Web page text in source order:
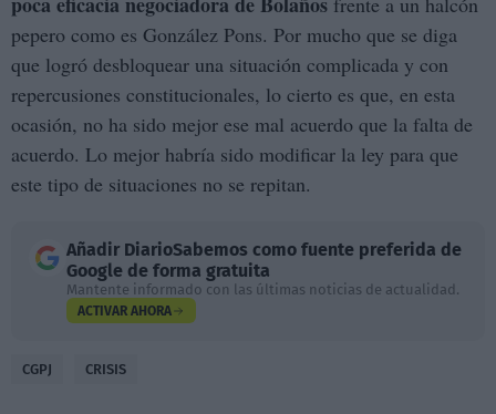
pepero como es González Pons. Por mucho que se diga
que logró desbloquear una situación complicada y con
repercusiones constitucionales, lo cierto es que, en esta
ocasión, no ha sido mejor ese mal acuerdo que la falta de
acuerdo. Lo mejor habría sido modificar la ley para que
este tipo de situaciones no se repitan.
Añadir DiarioSabemos como fuente preferida de
Google de forma gratuita
Mantente informado con las últimas noticias de actualidad.
ACTIVAR AHORA
CGPJ CRISIS